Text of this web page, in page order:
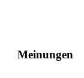
Meinungen